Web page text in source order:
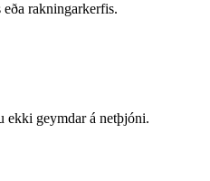
rakningarkerfis.
ekki geymdar á netþjóni.